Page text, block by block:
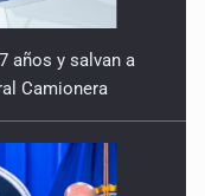
años y salvan a
Camionera